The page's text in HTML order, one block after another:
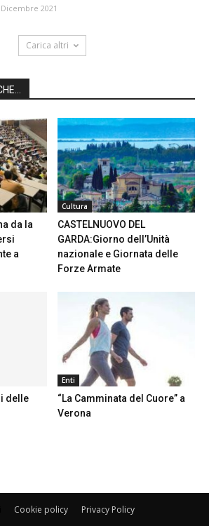
Dicembre 2021
Carica altri
da la
a
Cultura
CASTELNUOVO DEL
GARDA:Giorno dell’Unità
nazionale e Giornata delle
Forze Armate
delle
Enti
“La Camminata del Cuore” a
Verona
Cookie policy Privacy Policy